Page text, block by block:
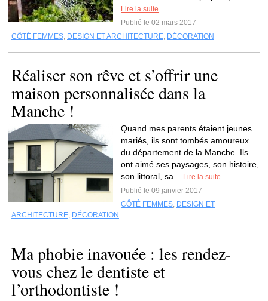
Lire la suite
Publié le 02 mars 2017
CÔTÉ FEMMES, DESIGN ET ARCHITECTURE, DÉCORATION
Réaliser son rêve et s’offrir une
maison personnalisée dans la
Manche !
Quand mes parents étaient jeunes
mariés, ils sont tombés amoureux
du département de la Manche. Ils
ont aimé ses paysages, son histoire,
son littoral, sa...
Lire la suite
Publié le 09 janvier 2017
CÔTÉ FEMMES, DESIGN ET
ARCHITECTURE, DÉCORATION
Ma phobie inavouée : les rendez-
vous chez le dentiste et
l’orthodontiste !